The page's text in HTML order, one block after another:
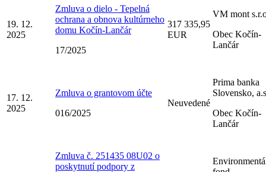
19. 12.
2025
Zmluva o dielo - Tepelná
ochrana a obnova kultúrneho
domu Kočín-Lančár
17/2025
317 335,95
EUR
VM mont
Obec Kočín-
Lančár
17. 12.
2025
Zmluva o grantovom účte
016/2025
Neuvedené
Prima banka
Slovensko,
Obec Kočín-
Lančár
Zmluva č. 251435 08U02 o
poskytnutí podpory z